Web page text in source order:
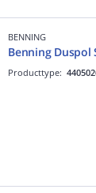
BENNING
Benning Duspol
Producttype: